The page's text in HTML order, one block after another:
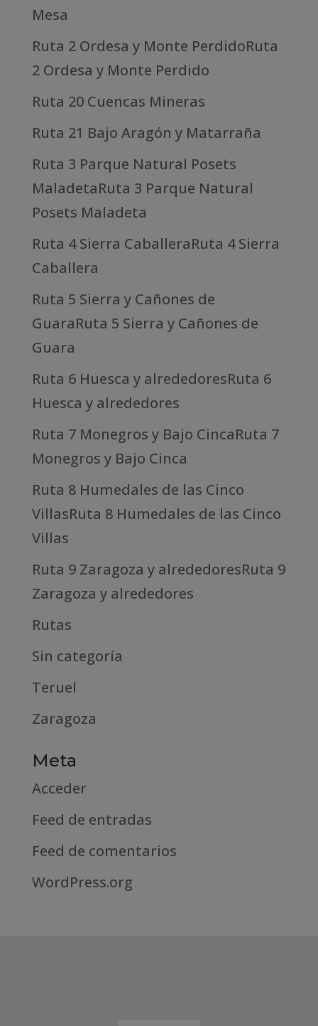
Mesa
Ruta 2 Ordesa y Monte PerdidoRuta
2 Ordesa y Monte Perdido
Ruta 20 Cuencas Mineras
Ruta 21 Bajo Aragón y Matarraña
Ruta 3 Parque Natural Posets
MaladetaRuta 3 Parque Natural
Posets Maladeta
Ruta 4 Sierra CaballeraRuta 4 Sierra
Caballera
Ruta 5 Sierra y Cañones de
GuaraRuta 5 Sierra y Cañones de
Guara
Ruta 6 Huesca y alrededoresRuta 6
Huesca y alrededores
Ruta 7 Monegros y Bajo CincaRuta 7
Monegros y Bajo Cinca
Ruta 8 Humedales de las Cinco
VillasRuta 8 Humedales de las Cinco
Villas
Ruta 9 Zaragoza y alrededoresRuta 9
Zaragoza y alrededores
Rutas
Sin categoría
Teruel
Zaragoza
Meta
Acceder
Feed de entradas
Feed de comentarios
WordPress.org